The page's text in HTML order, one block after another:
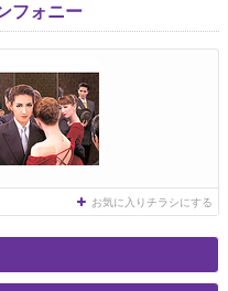
i
g
フォニー
お気に入りチラシにする